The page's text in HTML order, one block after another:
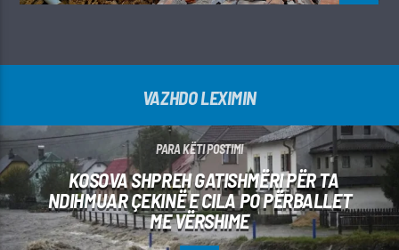
VAZHDO LEXIMIN
PARA KËTI POSTIMI
KOSOVA SHPREH GATISHMËRI PËR TA
NDIHMUAR ÇEKINË E CILA PO PËRBALLET
ME VËRSHIME